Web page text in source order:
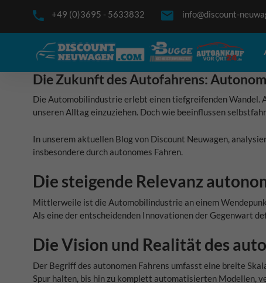
+49 (0)3695 - 5633832 info@discount-
Die Zukunft des Autofahrens:
Die Automobilindustrie erlebt einen tiefgreifenden Wandel.
unseren Alltag einzuziehen. Doch wie beeinflussen
In unserem aktuellen Blog von Discount Neuwagen,
insbesondere durch autonomes Fahren.
Die steigende Relevanz
Mittlerweile ist die Automobilindustrie an einem
Als eine der entscheidenden Innovationen der Gegenwart
Die Vision und Realität des
Der Begriff des autonomen Fahrens umfasst eine breite
Spur halten, bis hin zu komplett automatisierten Modellen,